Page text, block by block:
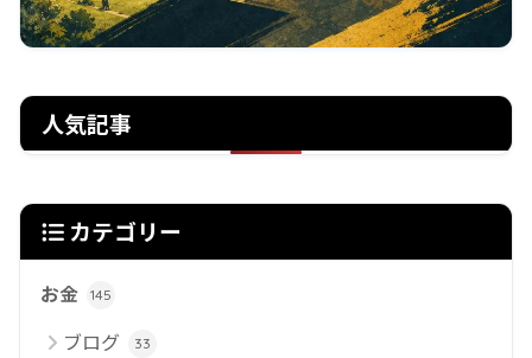
人気記事
カテゴリー
お金 145
ブログ 33